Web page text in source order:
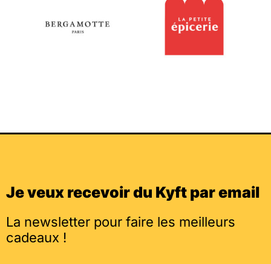
Je veux recevoir du Kyft par email
La newsletter pour faire les meilleurs
cadeaux !